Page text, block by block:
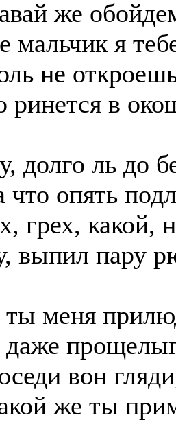
же
мальчик я
не
ринется в
долго ль до
что опять
грех, какой,
выпил пару
меня
вон
же ты